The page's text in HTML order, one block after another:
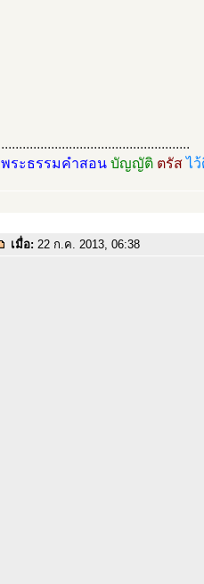
.....................................................
พระธรรมคำสอน บัญญัติ ตรัสไ
เมื่อ: 22 ก.ค. 2013, 06:38